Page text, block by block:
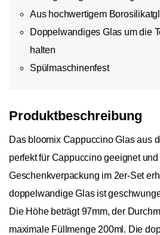
Aus hochwertigem
Doppelwandiges Glas um die
halten
Spülmaschinenfest
Produktbeschreibung
Das bloomix Cappuccino Glas aus
perfekt für Cappuccino geeignet
Geschenkverpackung im 2er-Set
doppelwandige Glas ist
Die Höhe beträgt 97mm, der
maximale Füllmenge 200ml. Die